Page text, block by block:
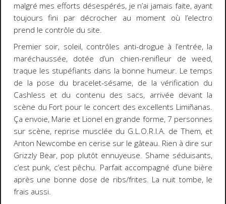
malgré mes efforts désespérés, je n’ai jamais faite, ayant
toujours fini par décrocher au moment où l’electro
prend le contrôle du site.
Premier soir, soleil, contrôles anti-drogue à l’entrée, la
maréchaussée, dotée d’un chien-renifleur de weed,
traque les stupéfiants dans la bonne humeur. Le temps
de la pose du bracelet-sésame, de la vérification du
Cashless et du contenu des sacs, arrivée devant la
scène du Fort pour le concert des excellents Limiñanas.
Ça envoie, Marie et Lionel en grande forme, 7 personnes
sur scène, reprise musclée du G.L.O.R.I.A. de Them, et
Anton Newcombe en cerise sur le gâteau. Rien à dire sur
Grizzly Bear, pop plutôt ennuyeuse. Shame séduisants,
c’est punk, c’est pêchu. Parfait accompagné d’une bière
après une bonne dose de ribs/frites. La nuit tombe, le
frais aussi.